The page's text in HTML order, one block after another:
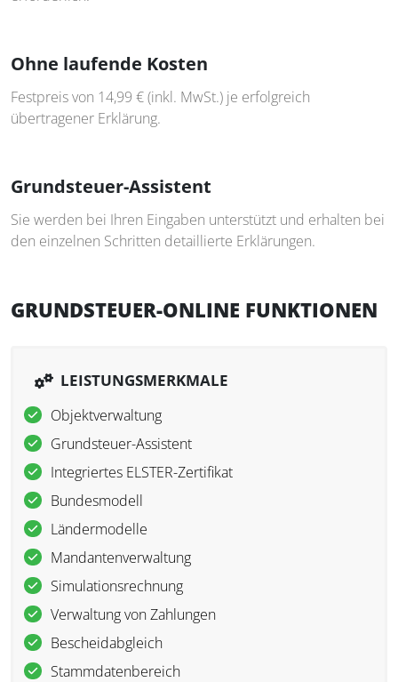
Ohne laufende Kosten
Festpreis von 14,99 € (inkl. MwSt.) je erfolgreich
übertragener Erklärung.
Grundsteuer-Assistent
Sie werden bei Ihren Eingaben unterstützt und erhalten bei
den einzelnen Schritten detaillierte Erklärungen.
GRUNDSTEUER-ONLINE FUNKTIONEN
LEISTUNGSMERKMALE
Objektverwaltung
Grundsteuer-Assistent
Integriertes ELSTER-Zertifikat
Bundesmodell
Ländermodelle
Mandantenverwaltung
Simulationsrechnung
Verwaltung von Zahlungen
Bescheidabgleich
Stammdatenbereich